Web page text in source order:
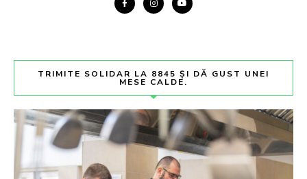
TRIMITE SOLIDAR LA 8845 ȘI DĂ GUST UNEI
MESE CALDE.